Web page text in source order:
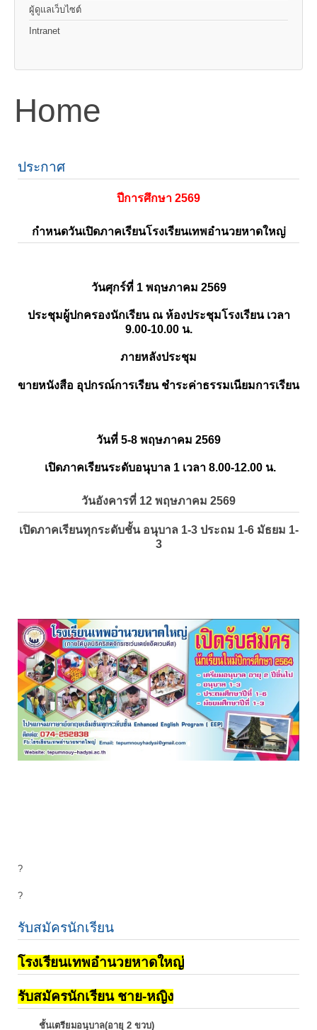
ผู้ดูแลเว็บไซต์
Intranet
Home
ประกาศ
ปีการศึกษา 2569
กำหนดวันเปิดภาคเรียนโรงเรียนเทพอำนวยหาดใหญ่
วันศุกร์ที่ 1 พฤษภาคม 2569
ประชุมผู้ปกครองนักเรียน ณ ห้องประชุมโรงเรียน เวลา
9.00-10.00 น.
ภายหลังประชุม
ขายหนังสือ อุปกรณ์การเรียน ชำระค่าธรรมเนียมการเรียน
วันที่ 5-8 พฤษภาคม 2569
เปิดภาคเรียนระดับอนุบาล 1 เวลา 8.00-12.00 น.
วันอังคารที่ 12 พฤษภาคม 2569
เปิดภาคเรียนทุกระดับชั้น อนุบาล 1-3 ประถม 1-6 มัธยม 1-
3
?
?
รับสมัครนักเรียน
โรงเรียนเทพอำนวยหาดใหญ่
รับสมัครนักเรียน ชาย-หญิง
ชั้นเตรียมอนุบาล(อายุ 2 ขวบ)